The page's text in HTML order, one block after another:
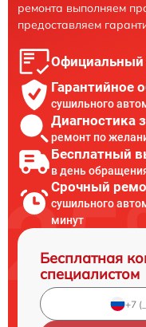
ремонта выполняем
предоставляем
Официальный
Гарантийное
сушильного
Диагностика
ремонт по
Бесплатный
в день
Срочный
сушильного
минут
Бесплатная
специалистом